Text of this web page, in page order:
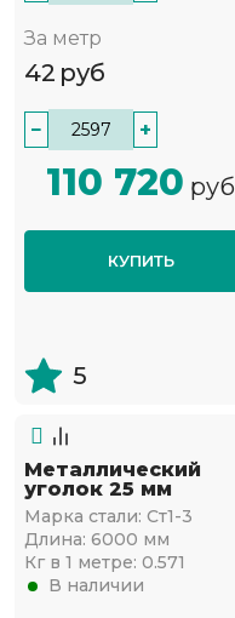
За метр
42 руб
− +
110 720 руб
КУПИТЬ
5
Металлический
уголок 25 мм
Марка стали: Ст1-3
Длина: 6000 мм
Кг в 1 метре: 0.571
В наличии